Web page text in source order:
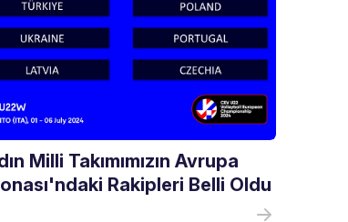
Milli Takımımızın Avrupa
Rakipleri Belli Oldu